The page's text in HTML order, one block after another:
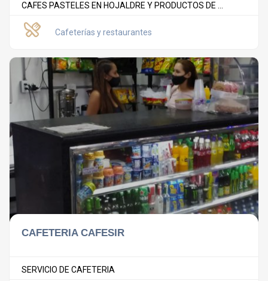
CAFES PASTELES EN HOJALDRE Y PRODUCTOS DE ...
Cafeterías y restaurantes
CAFETERIA CAFESIR
SERVICIO DE CAFETERIA